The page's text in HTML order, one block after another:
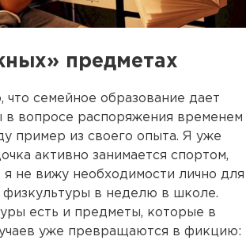
предметах
что семейное образование дает
в вопросе распоряжения временем
пример из своего опыта. Я уже
активно занимается спортом,
я не вижу необходимости лично для
физкультуры в неделю в школе.
есть и предметы, которые в
уже превращаются в фикцию: